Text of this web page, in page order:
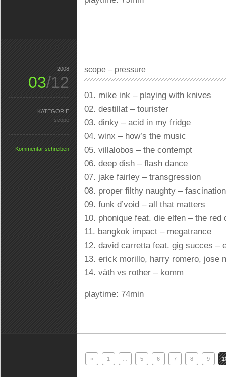
scope – pressure
01. mike ink – playing with knives
02. destillat – tourister
03. dinky – acid in my fridge
04. winx – how’s the music
05. villalobos – the contempt
06. deep dish – flash dance
07. jake fairley – transgression
08. proper filthy naughty – fascination
09. funk d’void – all that matters
10. phonique feat. die elfen – the red
11. bangkok impact – megatrance
12. david carretta feat. gig succes –
13. erick morillo, harry romero, jose
14. väth vs rother – komm
playtime: 74min
2008
03/12
KATEGORIE
scope
Kommentar schreiben
« 1 5 6 7 8 9